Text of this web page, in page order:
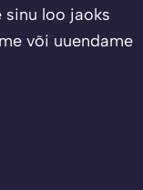
sinu loo jaoks
või uuendame